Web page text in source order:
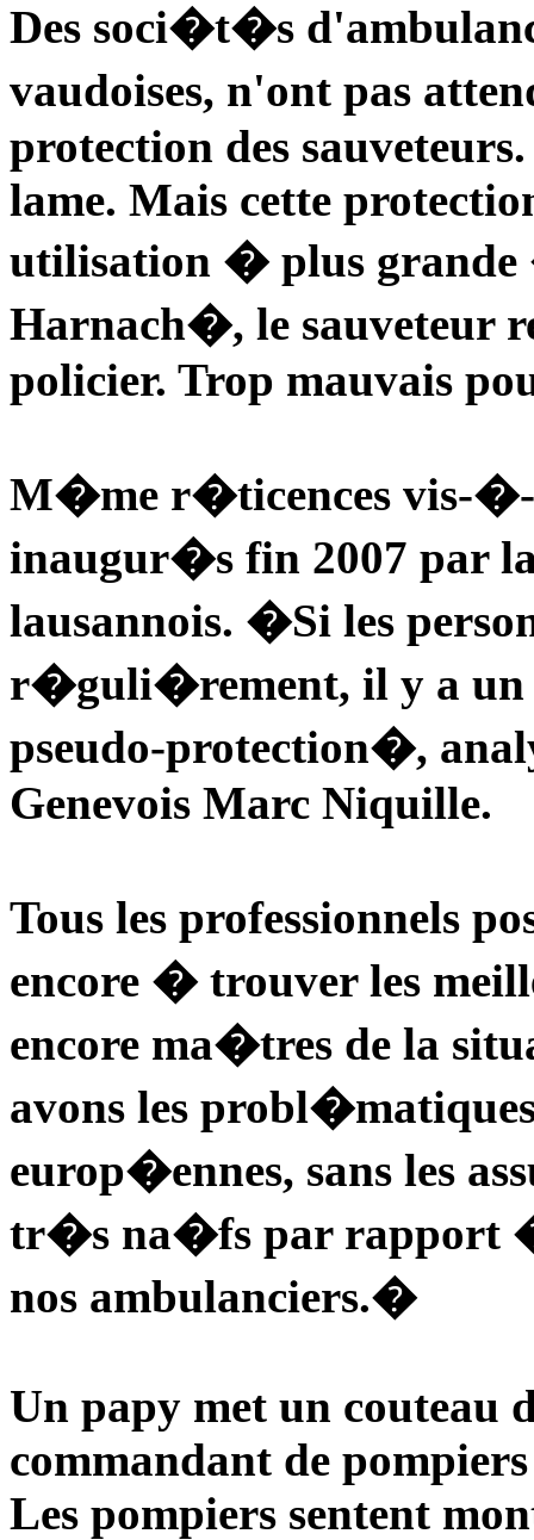
Des soci�t�s
vaudoises, n'ont pas
protection des
lame. Mais cette
utilisation � plus grande
Harnach�, le sauveteur
policier. Trop mauvais
M�me r�ticences vis-�-
inaugur�s fin 2007 par
lausannois. �Si les
r�guli�rement, il y a un
pseudo-protection�,
Genevois Marc Niquille.
Tous les professionnels
encore � trouver les
encore ma�tres de la
avons les
europ�ennes, sans les
tr�s na�fs par rapport
nos ambulanciers.�
Un papy met un couteau
commandant de pompiers
Les pompiers sentent